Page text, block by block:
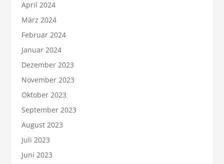
April 2024
März 2024
Februar 2024
Januar 2024
Dezember 2023
November 2023
Oktober 2023
September 2023
August 2023
Juli 2023
Juni 2023